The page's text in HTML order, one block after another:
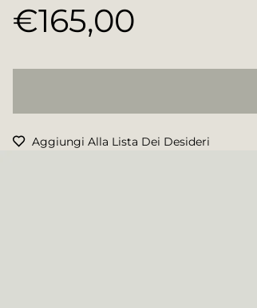
Prezzo
€165,00
Aggiungi Alla Lista Dei Desideri